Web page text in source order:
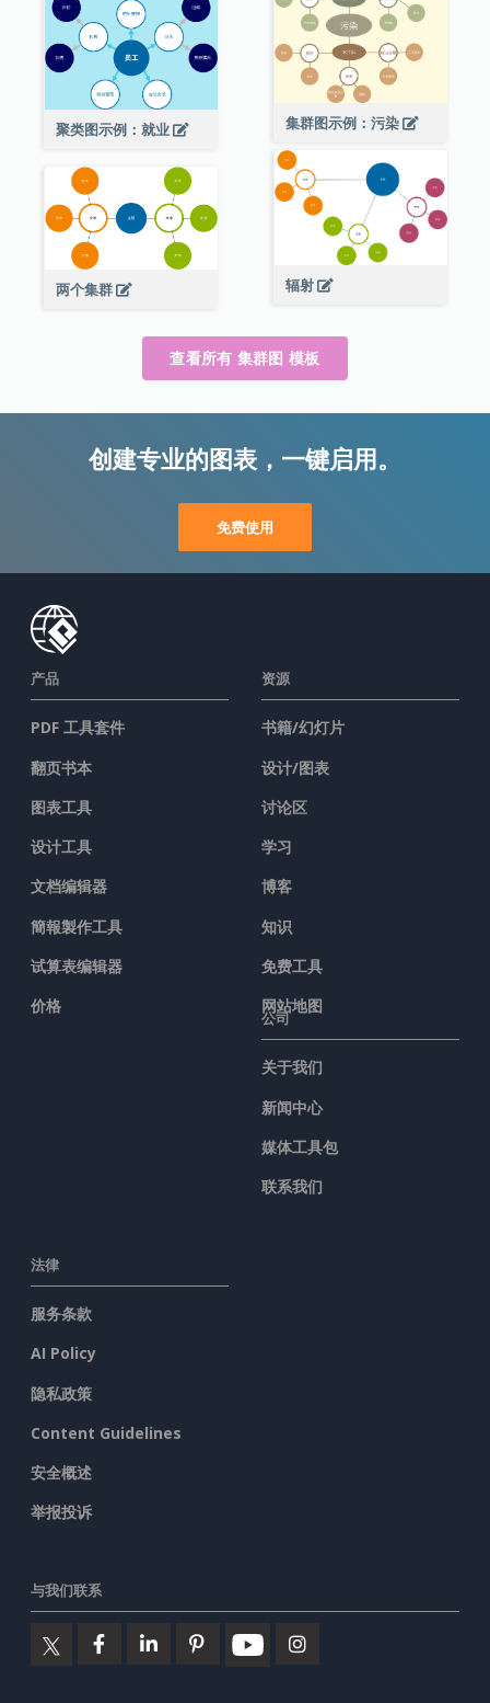
集群图示例：污染
聚类图示例：就业
辐射
两个集群
查看所有 集群图 模板
创建专业的图表，一键启用。
免费使用
产品
PDF 工具套件
翻页书本
图表工具
设计工具
文档编辑器
簡報製作工具
试算表编辑器
价格
资源
书籍/幻灯片
设计/图表
讨论区
学习
博客
知识
免费工具
网站地图
公司
关于我们
新闻中心
媒体工具包
联系我们
法律
服务条款
AI Policy
隐私政策
Content Guidelines
安全概述
举报投诉
与我们联系